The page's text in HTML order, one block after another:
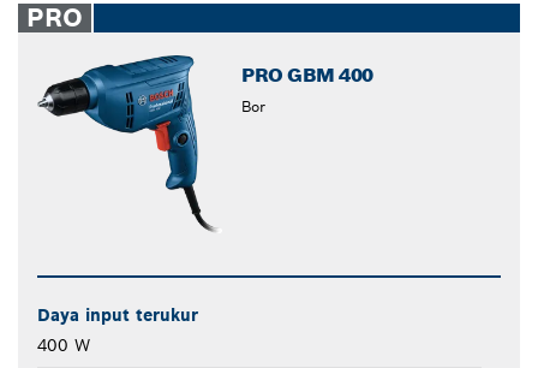
PRO
PRO GBM 400
Bor
Daya input terukur
400 W